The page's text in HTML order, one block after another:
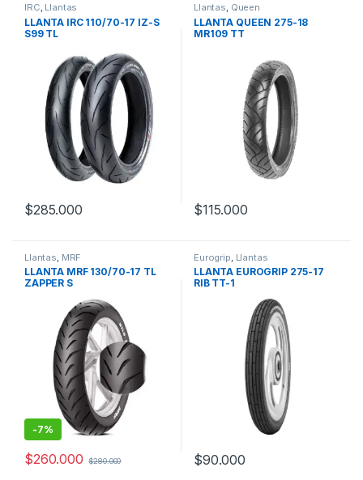
IRC, Llantas
LLANTA IRC 110/70-17 IZ-S
S99 TL
$285.000
Llantas, Queen
LLANTA QUEEN 275-18
MR109 TT
$115.000
Llantas MRF
LLANTA MRF 130/70-17 TL
ZAPPER S
-7%
$260.000 $280.000
Eurogrip Llantas
LLANTA EUROGRIP 275-17
RIB TT-1
$90.000